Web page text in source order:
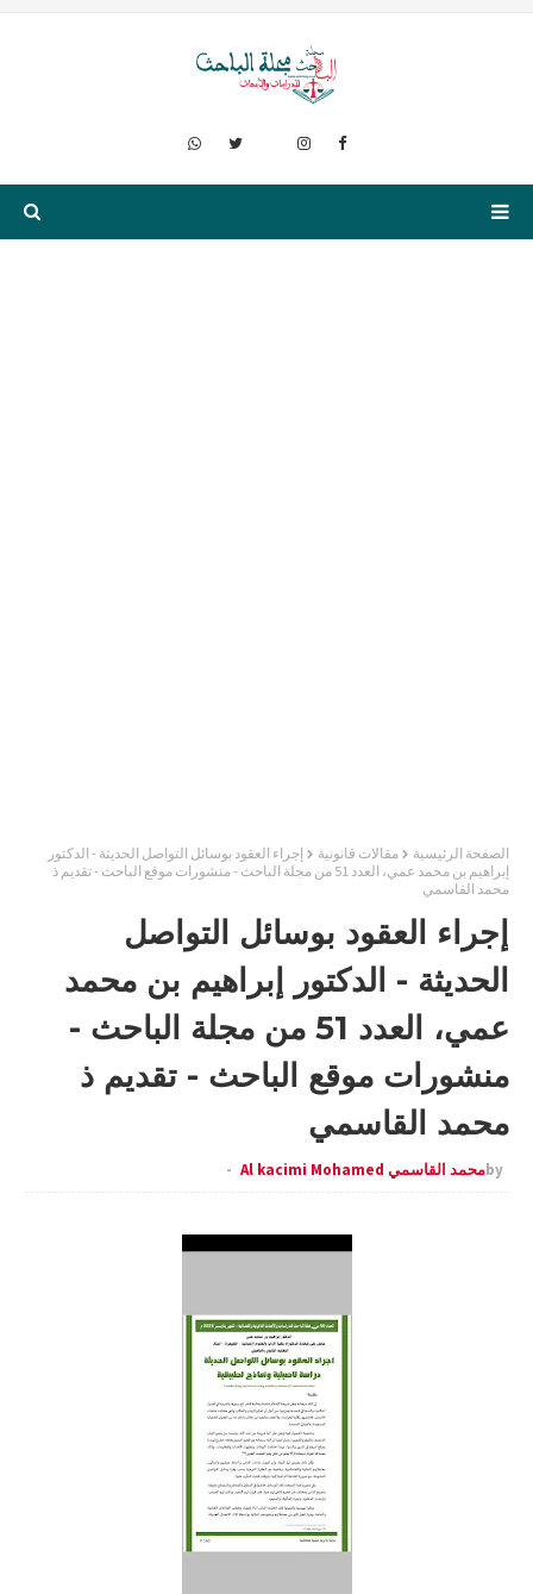
الصفحة الرئيسية مقالات قانونية
إجراء العقود بوسائل التواصل الحديثة - الدكتور
إبراهيم بن محمد عمي، العدد 51 من مجلة الباحث - منشورات موقع الباحث - تقديم ذ
محمد القاسمي
إجراء العقود بوسائل التواصل
الحديثة - الدكتور إبراهيم بن محمد
عمي، العدد 51 من مجلة الباحث -
منشورات موقع الباحث - تقديم ذ
محمد القاسمي
byمحمد القاسمي Al kacimi Mohamed